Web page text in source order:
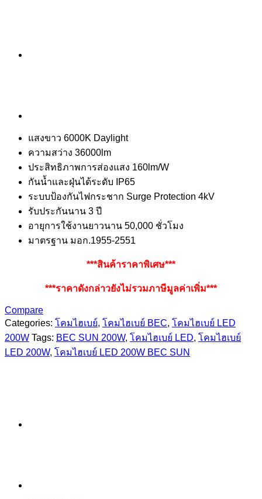
แสงขาว 6000K Daylight
ความสว่าง 36000lm
ประสิทธิภาพการส่องแสง 160lm/W
กันน้ำและฝุ่นได้ระดับ IP65
ระบบป้องกันไฟกระชาก Surge Protection 4kV
รับประกันนาน 3 ปี
อายุการใช้งานยาวนาน 50,000 ชั่วโมง
มาตรฐาน มอก.1955-2551
***สินค้าราคาพิเศษ***
***ราคาดังกล่าวยังไม่รวมภาษีมูลค่าเพิ่ม***
Compare
Categories: โคมไฮเบย์, โคมไฮเบย์ BEC, โคมไฮเบย์ LED
200W Tags: BEC SUN 200W, โคมไฮเบย์ LED, โคมไฮเบย์
LED 200W, โคมไฮเบย์ LED 200W BEC SUN